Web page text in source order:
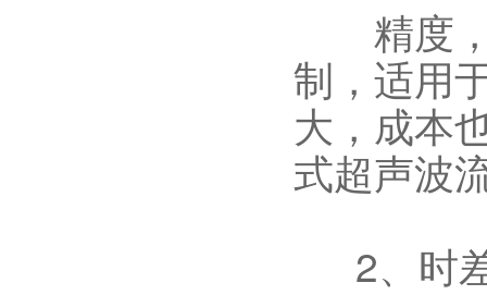
精度，
制，适用
大，成本
式超声波
2、时